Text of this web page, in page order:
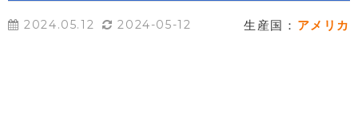
2024.05.12 2024-05-12 生産国： アメリカ